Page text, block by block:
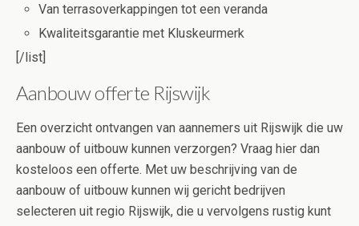
Van terrasoverkappingen tot een veranda
Kwaliteitsgarantie met Kluskeurmerk
[/list]
Aanbouw offerte Rijswijk
Een overzicht ontvangen van aannemers uit Rijswijk die uw
aanbouw of uitbouw kunnen verzorgen? Vraag hier dan
kosteloos een offerte. Met uw beschrijving van de
aanbouw of uitbouw kunnen wij gericht bedrijven
selecteren uit regio Rijswijk, die u vervolgens rustig kunt